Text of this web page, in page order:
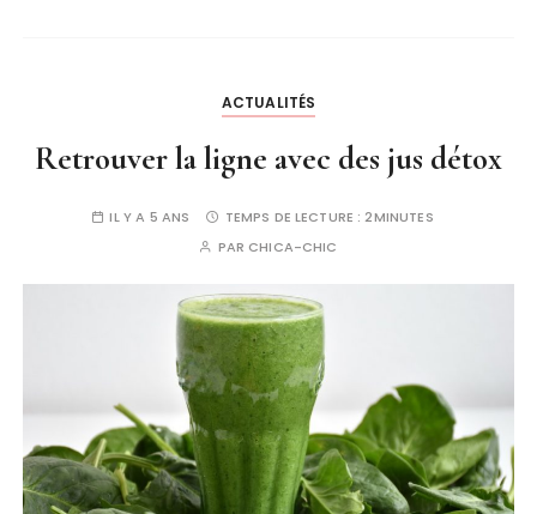
ACTUALITÉS
Retrouver la ligne avec des jus détox
IL Y A 5 ANS TEMPS DE LECTURE :2MINUTES
PAR CHICA-CHIC